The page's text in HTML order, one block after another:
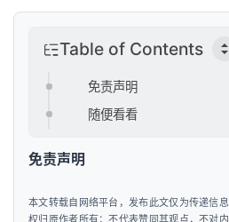
Table of Contents
免责声明
随便看看
免责声明
本文转载自网络平台，发布此文仅为传递信